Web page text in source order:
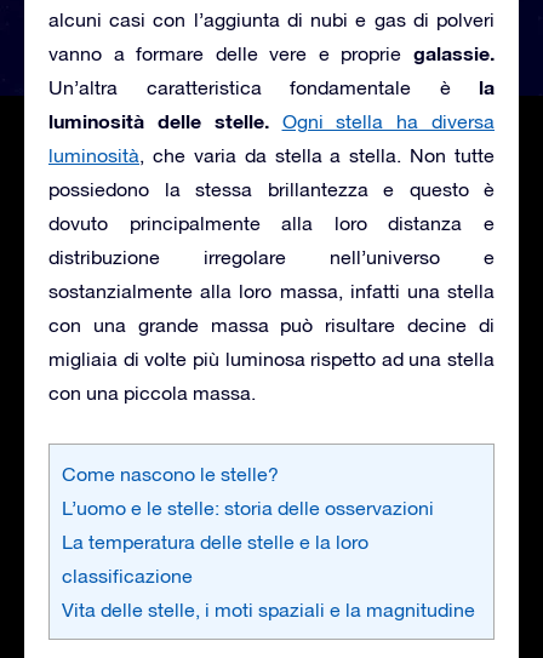
alcuni casi con l’aggiunta di nubi e gas di polveri
vanno a formare delle vere e proprie galassie.
Un’altra caratteristica fondamentale è la
luminosità delle stelle. Ogni stella ha diversa
luminosità, che varia da stella a stella. Non tutte
possiedono la stessa brillantezza e questo è
dovuto principalmente alla loro distanza e
distribuzione irregolare nell’universo e
sostanzialmente alla loro massa, infatti una stella
con una grande massa può risultare decine di
migliaia di volte più luminosa rispetto ad una stella
con una piccola massa.
Come nascono le stelle?
L’uomo e le stelle: storia delle osservazioni
La temperatura delle stelle e la loro
classificazione
Vita delle stelle, i moti spaziali e la magnitudine